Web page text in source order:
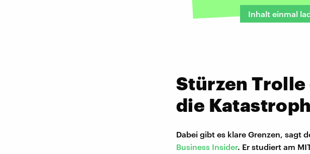
Inhalt einmal
Stürzen
die
Dabei gibt es klare Grenzen, sagt
Business Insider. Er studiert am